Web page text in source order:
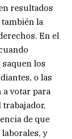
resultados
la
En el
los
o las
a votar para
de que
y